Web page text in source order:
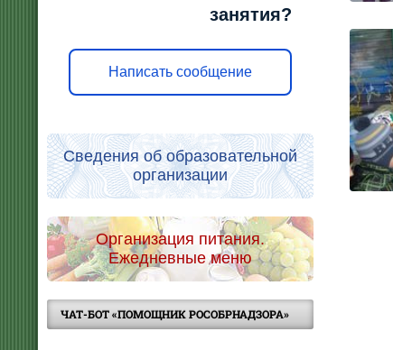
занятия?
Написать сообщение
Сведения об образовательной
организации
Организация питания.
Ежедневные меню
ЧАТ-БОТ «ПОМОЩНИК РОСОБРНАДЗОРА»